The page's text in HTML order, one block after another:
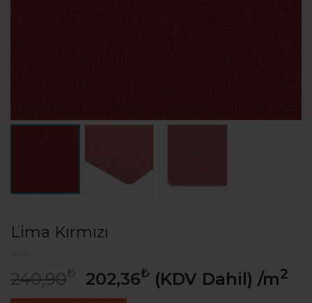
Lima Kırmızı
240,90₺ 202,36₺ (KDV Dahil) /m2